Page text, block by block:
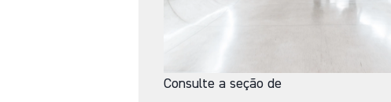
Consulte a seção de